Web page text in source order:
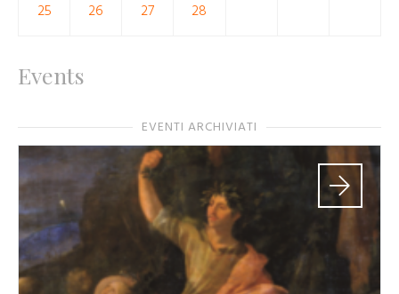
25 26 27 28
Events
EVENTI ARCHIVIATI